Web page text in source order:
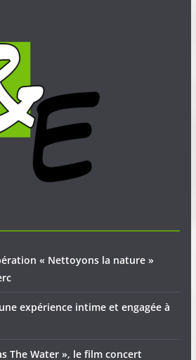
« Nettoyons la nature »
expérience intime et engagée à
The Water », le film concert